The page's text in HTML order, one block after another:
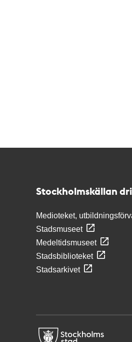
Stockholmskällan
Medioteket,
Stadsmuseet
Medeltidsmuseet
Stadsbiblioteket
Stadsarkivet